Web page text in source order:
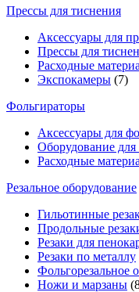
Прессы для тиснения
Аксессуары для
Прессы для
Расходные
Экспокамеры (7)
Фольгираторы
Аксессуары для
Оборудование
Расходные
Резальное оборудование
Гильотинные
Продольные
Резаки для
Резаки по металлу
Фольгорезальное
Ножи и марзаны